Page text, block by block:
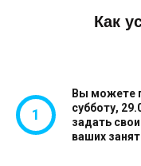
Как
Вы можете
субботу,
задать
ваших